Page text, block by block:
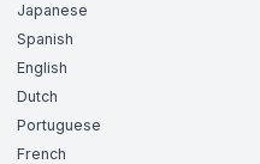
Japanese
Spanish
English
Dutch
Portuguese
French